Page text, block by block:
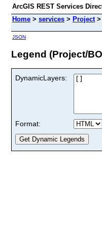
ArcGIS REST Services
Home > services > Project>
JSON
Legend (Project/
DynamicLayers:
Format: